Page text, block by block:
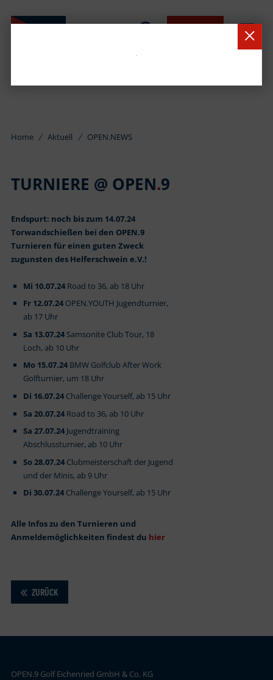
Home Aktuell OPEN.NEWS
TURNIERE @ OPEN.9
Endspurt: noch bis zum 14.07.24
Torwandschießen bei den OPEN.9
Turnieren für einen guten Zweck
zugunsten des Helferschwein e.V.!
Mi 10.07.24Road to 36, ab 18 Uhr
Fr 12.07.24OPEN.YOUTH Jugendturnier,
ab 17 Uhr
Sa 13.07.24Samsonite Club Tour, 18
Loch, ab 10 Uhr
Mo 15.07.24BMW Golfclub After Work
Golfturnier, um 18 Uhr
Di 16.07.24Challenge Yourself, ab 15 Uhr
Sa 20.07.24Road to 36, ab 10 Uhr
Sa 27.07.24Jugendtraining
Abschlussturnier, ab 10 Uhr
So 28.07.24Clubmeisterschaft der Jugend
und der Minis, ab 9 Uhr
Di 30.07.24Challenge Yourself, ab 15 Uhr
Alle Infos zu den Turnieren und
Anmeldemöglichkeiten findest du hier
ZURÜCK
OPEN.9 Golf Eichenried GmbH & Co. KG